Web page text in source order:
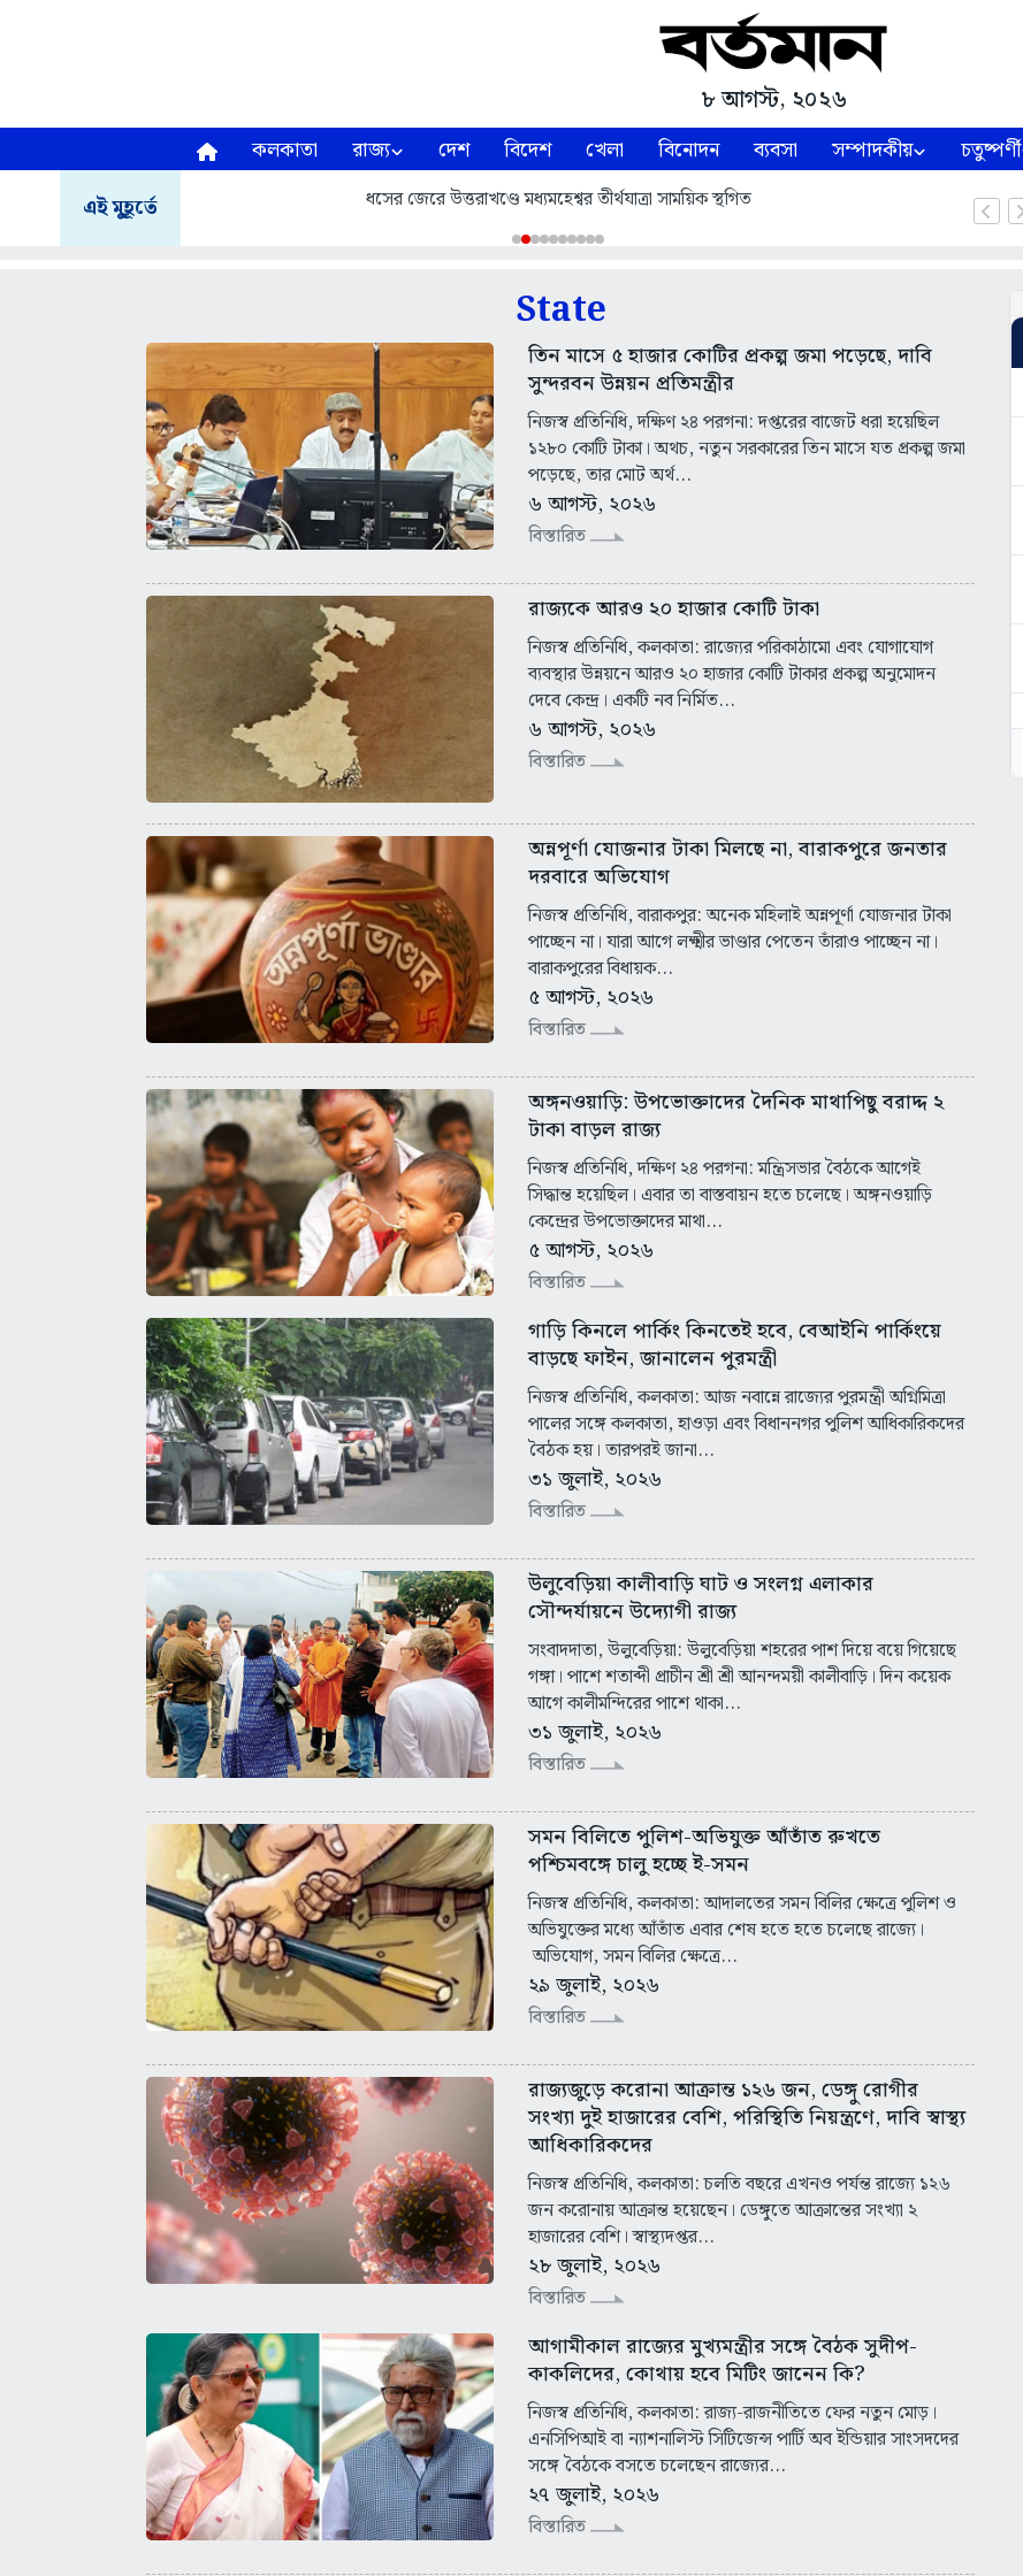
৮ আগস্ট, ২০২৬
কলকাতা রাজ্য দেশ বিদেশ খেলা বিনোদন ব্যবসা সম্পাদকীয় চতুষ্পর্ণী
এই মুহূর্তে ধসের জেরে উত্তরাখণ্ডে মধ্যমহেশ্বর তীর্থযাত্রা সাময়িক স্থগিত
State
তিন মাসে ৫ হাজার কোটির প্রকল্প জমা পড়েছে, দাবি
সুন্দরবন উন্নয়ন প্রতিমন্ত্রীর
নিজস্ব প্রতিনিধি, দক্ষিণ ২৪ পরগনা: দপ্তরের বাজেট ধরা হয়েছিল
১২৮০ কোটি টাকা। অথচ, নতুন সরকারের তিন মাসে যত প্রকল্প জমা
পড়েছে, তার মোট অর্থ...
৬ আগস্ট, ২০২৬
বিস্তারিত
রাজ্যকে আরও ২০ হাজার কোটি টাকা
নিজস্ব প্রতিনিধি, কলকাতা: রাজ্যের পরিকাঠামো এবং যোগাযোগ
ব্যবস্থার উন্নয়নে আরও ২০ হাজার কোটি টাকার প্রকল্প অনুমোদন
দেবে কেন্দ্র। একটি নব নির্মিত...
৬ আগস্ট, ২০২৬
বিস্তারিত
অন্নপূর্ণা যোজনার টাকা মিলছে না, বারাকপুরে জনতার
দরবারে অভিযোগ
নিজস্ব প্রতিনিধি, বারাকপুর: অনেক মহিলাই অন্নপূর্ণা যোজনার টাকা
পাচ্ছেন না। যারা আগে লক্ষ্মীর ভাণ্ডার পেতেন তাঁরাও পাচ্ছেন না।
বারাকপুরের বিধায়ক...
৫ আগস্ট, ২০২৬
বিস্তারিত
অঙ্গনওয়াড়ি: উপভোক্তাদের দৈনিক মাথাপিছু বরাদ্দ ২
টাকা বাড়ল রাজ্য
নিজস্ব প্রতিনিধি, দক্ষিণ ২৪ পরগনা: মন্ত্রিসভার বৈঠকে আগেই
সিদ্ধান্ত হয়েছিল। এবার তা বাস্তবায়ন হতে চলেছে। অঙ্গনওয়াড়ি
কেন্দ্রের উপভোক্তাদের মাথা...
৫ আগস্ট, ২০২৬
বিস্তারিত
গাড়ি কিনলে পার্কিং কিনতেই হবে, বেআইনি পার্কিংয়ে
বাড়ছে ফাইন, জানালেন পুরমন্ত্রী
নিজস্ব প্রতিনিধি, কলকাতা: আজ নবান্নে রাজ্যের পুরমন্ত্রী অগ্নিমিত্রা
পালের সঙ্গে কলকাতা, হাওড়া এবং বিধাননগর পুলিশ আধিকারিকদের
বৈঠক হয়। তারপরই জানা...
৩১ জুলাই, ২০২৬
বিস্তারিত
উলুবেড়িয়া কালীবাড়ি ঘাট ও সংলগ্ন এলাকার
সৌন্দর্যায়নে উদ্যোগী রাজ্য
সংবাদদাতা, উলুবেড়িয়া: উলুবেড়িয়া শহরের পাশ দিয়ে বয়ে গিয়েছে
গঙ্গা। পাশে শতাব্দী প্রাচীন শ্রী শ্রী আনন্দময়ী কালীবাড়ি। দিন কয়েক
আগে কালীমন্দিরের পাশে থাকা...
৩১ জুলাই, ২০২৬
বিস্তারিত
সমন বিলিতে পুলিশ-অভিযুক্ত আঁতাঁত রুখতে
পশ্চিমবঙ্গে চালু হচ্ছে ই-সমন
নিজস্ব প্রতিনিধি, কলকাতা: আদালতের সমন বিলির ক্ষেত্রে পুলিশ ও
অভিযুক্তের মধ্যে আঁতাঁত এবার শেষ হতে হতে চলেছে রাজ্যে।
অভিযোগ, সমন বিলির ক্ষেত্রে...
২৯ জুলাই, ২০২৬
বিস্তারিত
রাজ্যজুড়ে করোনা আক্রান্ত ১২৬ জন, ডেঙ্গু রোগীর
সংখ্যা দুই হাজারের বেশি, পরিস্থিতি নিয়ন্ত্রণে, দাবি স্বাস্থ্য
আধিকারিকদের
নিজস্ব প্রতিনিধি, কলকাতা: চলতি বছরে এখনও পর্যন্ত রাজ্যে ১২৬
জন করোনায় আক্রান্ত হয়েছেন। ডেঙ্গুতে আক্রান্তের সংখ্যা ২
হাজারের বেশি। স্বাস্থ্যদপ্তর...
২৮ জুলাই, ২০২৬
বিস্তারিত
আগামীকাল রাজ্যের মুখ্যমন্ত্রীর সঙ্গে বৈঠক সুদীপ-
কাকলিদের, কোথায় হবে মিটিং জানেন কি?
নিজস্ব প্রতিনিধি, কলকাতা: রাজ্য-রাজনীতিতে ফের নতুন মোড়।
এনসিপিআই বা ন্যাশনালিস্ট সিটিজেন্স পার্টি অব ইন্ডিয়ার সাংসদদের
সঙ্গে বৈঠকে বসতে চলেছেন রাজ্যের...
২৭ জুলাই, ২০২৬
বিস্তারিত